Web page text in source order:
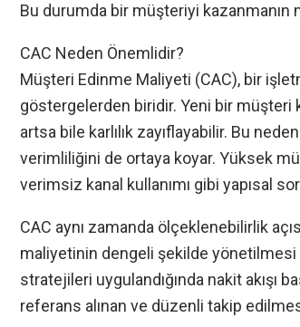
Bu durumda bir müşteriyi kazanmanın
CAC Neden Önemlidir?
Müşteri Edinme Maliyeti (CAC), bir
göstergelerden biridir. Yeni bir müşteri
artsa bile karlılık zayıflayabilir. Bu
verimliliğini de ortaya koyar. Yüksek
verimsiz kanal kullanımı gibi yapısal
CAC aynı zamanda ölçeklenebilirlik
maliyetinin dengeli şekilde yönetilmesi
stratejileri uygulandığında nakit akışı
referans alınan ve düzenli takip